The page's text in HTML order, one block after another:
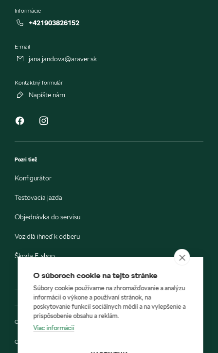
Informácie
+421903826152
E-mail
jana.jandova@araver.sk
Kontaktný formulár
Napíšte nám
Pozri tiež
Konfigurátor
Testovacia jazda
Objednávka do servisu
Vozidlá ihneď k odberu
Škoda E-shop
Ochrana osobných údajov
Cookies
O súboroch cookie na tejto stránke
Súbory cookie používame na zhromažďovanie a analýzu
informácií o výkone a používaní stránok, na
poskytovanie funkcií sociálnych médií a na vylepšenie a
prispôsobenie obsahu a reklám.
Viac informácií